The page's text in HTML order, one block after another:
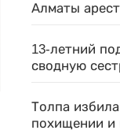
Алматы
13-летний
сводную
Толпа
похищении и